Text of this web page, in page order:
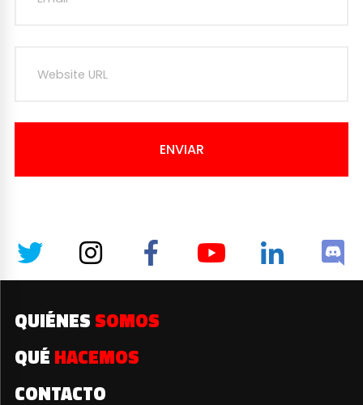
ENVIAR
QUIÉNES SOMOS
QUÉ HACEMOS
CONTACTO